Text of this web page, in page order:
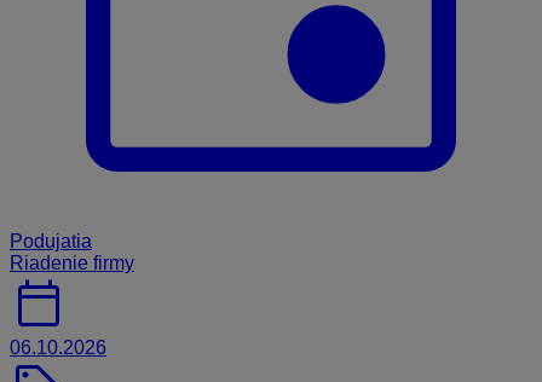
Podujatia
Riadenie firmy
calendar_today
06.10.2026